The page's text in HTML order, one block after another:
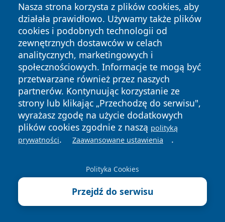
Nasza strona korzysta z plików cookies, aby
działała prawidłowo. Używamy także plików
cookies i podobnych technologii od
zewnętrznych dostawców w celach
analitycznych, marketingowych i
społecznościowych. Informacje te mogą być
przetwarzane również przez naszych
partnerów. Kontynuując korzystanie ze
strony lub klikając „Przechodzę do serwisu",
wyrażasz zgodę na użycie dodatkowych
plików cookies zgodnie z naszą polityką
prywatności. Zaawansowane ustawienia .
Polityka Cookies
Przejdź do serwisu
Copyright © 2026 mojgorzow.pl Wszystkie prawa zastrzeżone.
News Autorzy
Polityka
Prywatności
Polityka
Cookies